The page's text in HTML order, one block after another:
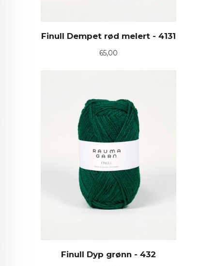
Finull Dempet rød melert - 4131
Pris
65,00
Finull Dyp grønn - 432